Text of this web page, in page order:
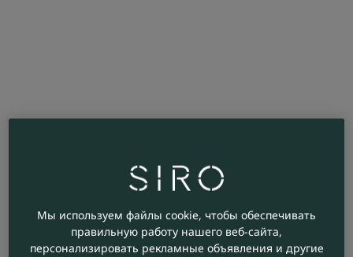
Мы используем файлы cookie, чтобы обеспечивать
правильную работу нашего веб-сайта,
персонализировать рекламные объявления и другие